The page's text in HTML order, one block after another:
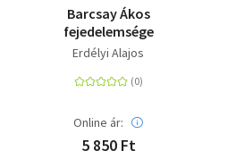
Barcsay Ákos
fejedelemsége
Erdélyi Alajos
Online ár:
5 850 Ft